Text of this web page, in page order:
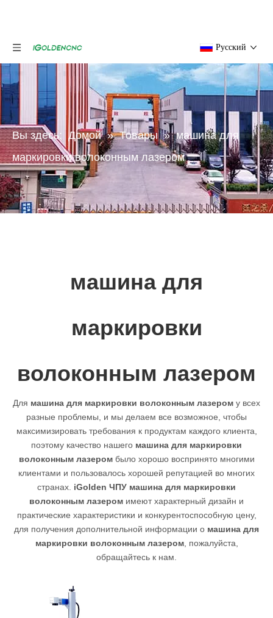
Pусский
Вы здесь: Домой » Товары » машина для
маркировки волоконным лазером
машина для
маркировки
волоконным лазером
Для машина для маркировки волоконным лазером у всех
разные проблемы, и мы делаем все возможное, чтобы
максимизировать требования к продуктам каждого клиента,
поэтому качество нашего машина для маркировки
волоконным лазеромбыло хорошо воспринято многими
клиентами и пользовалось хорошей репутацией во многих
странах. iGolden ЧПУ машина для маркировки
волоконным лазером имеют характерный дизайн и
практические характеристики и конкурентоспособную цену,
для получения дополнительной информации о машина для
маркировки волоконным лазером, пожалуйста,
обращайтесь к нам.